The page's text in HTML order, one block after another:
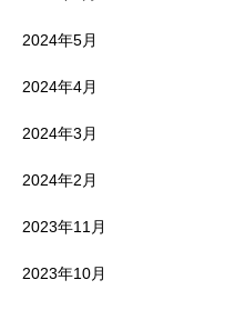
2024年5月
2024年4月
2024年3月
2024年2月
2023年11月
2023年10月